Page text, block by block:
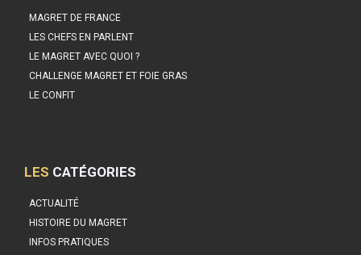
MAGRET DE FRANCE
LES CHEFS EN PARLENT
LE MAGRET AVEC QUOI ?
CHALLENGE MAGRET ET FOIE GRAS
LE CONFIT
LES CATÉGORIES
ACTUALITÉ
HISTOIRE DU MAGRET
INFOS PRATIQUES